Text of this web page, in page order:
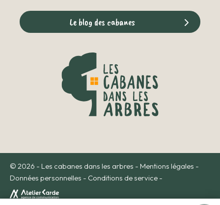
Le blog des cabanes
© 2026 - Les cabanes dans les arbres - Mentions légales -
Données personnelles - Conditions de service -